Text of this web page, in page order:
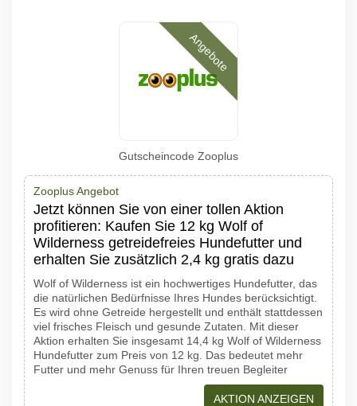
Angebote
Gutscheincode Zooplus
Zooplus Angebot
Jetzt können Sie von einer tollen Aktion
profitieren: Kaufen Sie 12 kg Wolf of
Wilderness getreidefreies Hundefutter und
erhalten Sie zusätzlich 2,4 kg gratis dazu
Wolf of Wilderness ist ein hochwertiges Hundefutter, das
die natürlichen Bedürfnisse Ihres Hundes berücksichtigt.
Es wird ohne Getreide hergestellt und enthält stattdessen
viel frisches Fleisch und gesunde Zutaten. Mit dieser
Aktion erhalten Sie insgesamt 14,4 kg Wolf of Wilderness
Hundefutter zum Preis von 12 kg. Das bedeutet mehr
Futter und mehr Genuss für Ihren treuen Begleiter
AKTION ANZEIGEN